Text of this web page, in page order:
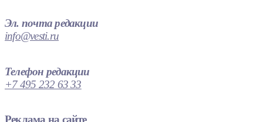
Эл. почта редакции
info@vesti.ru
Телефон редакции
+7 495 232 63 33
Реклама на сайте